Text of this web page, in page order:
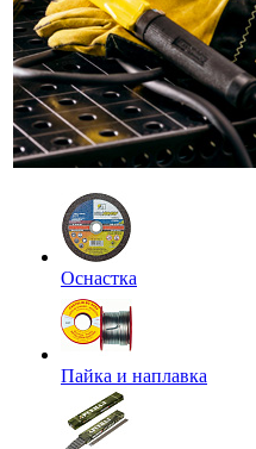
Оснастка
Пайка и наплавка